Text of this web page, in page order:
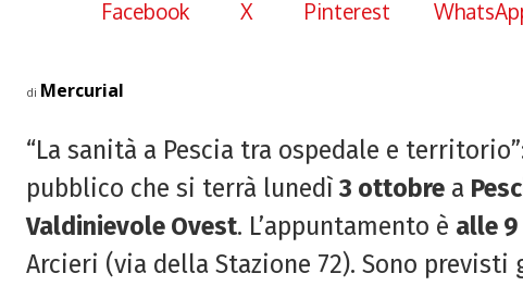
Facebook X Pinterest
di Mercurial
“La sanità a Pescia tra ospedale e
pubblico che si terrà lunedì 3 ottobre a
Valdinievole Ovest. L’appuntamento è alle 9
Arcieri (via della Stazione 72). Sono